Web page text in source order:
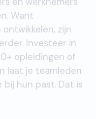
Want
zijn
Investeer in
opleidingen of
laat je teamleden
hun past. Dat is